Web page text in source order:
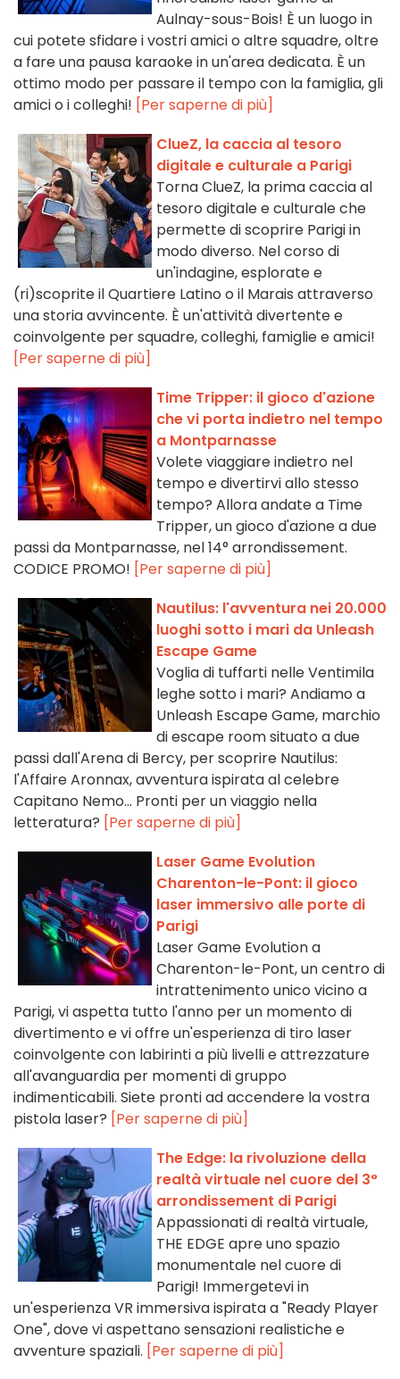
Aulnay-sous-Bois! È un luogo in
cui potete sfidare i vostri amici o altre squadre, oltre
a fare una pausa karaoke in un'area dedicata. È un
ottimo modo per passare il tempo con la famiglia, gli
amici o i colleghi! [Per saperne di più]
ClueZ, la caccia al tesoro
digitale e culturale a Parigi
Torna ClueZ, la prima caccia al
tesoro digitale e culturale che
permette di scoprire Parigi in
modo diverso. Nel corso di
un'indagine, esplorate e
(ri)scoprite il Quartiere Latino o il Marais attraverso
una storia avvincente. È un'attività divertente e
coinvolgente per squadre, colleghi, famiglie e amici!
[Per saperne di più]
Time Tripper: il gioco d'azione
che vi porta indietro nel tempo
a Montparnasse
Volete viaggiare indietro nel
tempo e divertirvi allo stesso
tempo? Allora andate a Time
Tripper, un gioco d'azione a due
passi da Montparnasse, nel 14° arrondissement.
CODICE PROMO! [Per saperne di più]
Nautilus: l'avventura nei 20.000
luoghi sotto i mari da Unleash
Escape Game
Voglia di tuffarti nelle Ventimila
leghe sotto i mari? Andiamo a
Unleash Escape Game, marchio
di escape room situato a due
passi dall'Arena di Bercy, per scoprire Nautilus:
l'Affaire Aronnax, avventura ispirata al celebre
Capitano Nemo... Pronti per un viaggio nella
letteratura? [Per saperne di più]
Laser Game Evolution
Charenton-le-Pont: il gioco
laser immersivo alle porte di
Parigi
Laser Game Evolution a
Charenton-le-Pont, un centro di
intrattenimento unico vicino a
Parigi, vi aspetta tutto l'anno per un momento di
divertimento e vi offre un'esperienza di tiro laser
coinvolgente con labirinti a più livelli e attrezzature
all'avanguardia per momenti di gruppo
indimenticabili. Siete pronti ad accendere la vostra
pistola laser? [Per saperne di più]
The Edge: la rivoluzione della
realtà virtuale nel cuore del 3°
arrondissement di Parigi
Appassionati di realtà virtuale,
THE EDGE apre uno spazio
monumentale nel cuore di
Parigi! Immergetevi in
un'esperienza VR immersiva ispirata a "Ready Player
One", dove vi aspettano sensazioni realistiche e
avventure spaziali. [Per saperne di più]